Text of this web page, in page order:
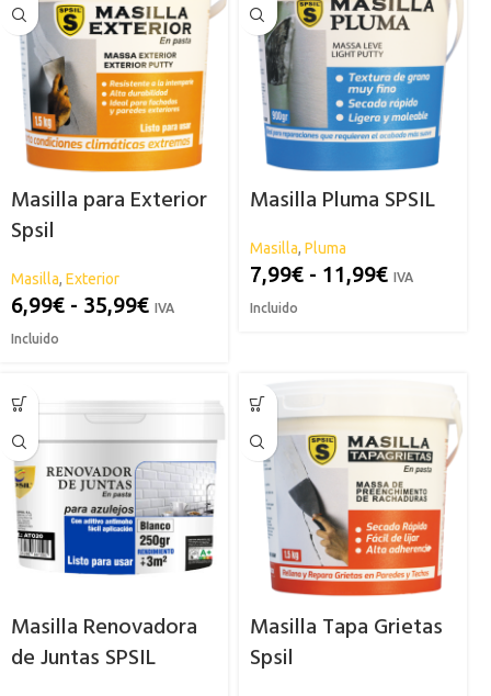
Masilla para Exterior
Spsil
Masilla, Exterior
6,99€ - 35,99€ IVA
Incluido
Masilla Pluma SPSIL
Masilla, Pluma
7,99€ - 11,99€ IVA
Incluido
Masilla Renovadora
de Juntas SPSIL
Masilla Tapa Grietas
Spsil